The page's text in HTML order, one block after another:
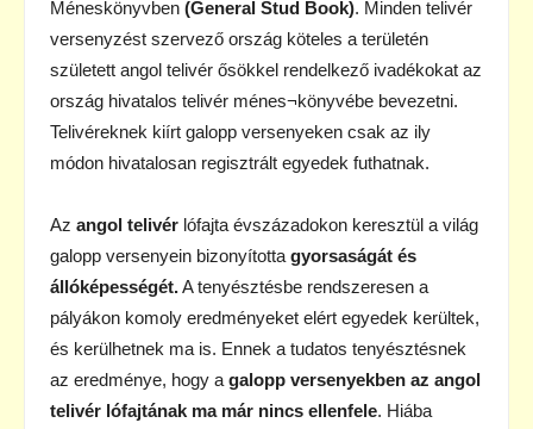
Méneskönyvben (General Stud Book). Minden telivér
versenyzést szervező ország köteles a területén
született angol telivér ősökkel rendelkező ivadékokat az
ország hivatalos telivér ménes¬könyvébe bevezetni.
Telivéreknek kiírt galopp versenyeken csak az ily
módon hivatalosan regisztrált egyedek futhatnak.
Az angol telivér lófajta évszázadokon keresztül a világ
galopp versenyein bizonyította gyorsaságát és
állóképességét.A tenyésztésbe rendszeresen a
pályákon komoly eredményeket elért egyedek kerültek,
és kerülhetnek ma is. Ennek a tudatos tenyésztésnek
az eredménye, hogy a galopp versenyekben az angol
telivér lófajtának ma már nincs ellenfele. Hiába